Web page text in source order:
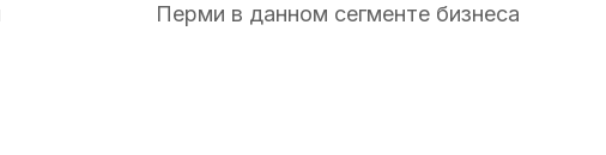
Перми в данном сегменте бизнеса